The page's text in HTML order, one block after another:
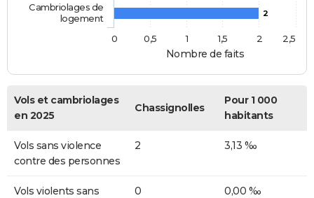
Nombre de faits
2
Cambriolages de
logement
0
0,5 1 1,5 2 2,5
Vols et cambriolages
en 2025
Chassignolles
Pour 1 000
habitants
Vols sans violence
contre des personnes
2 3,13 ‰
Vols violents sans
0 0,00 ‰